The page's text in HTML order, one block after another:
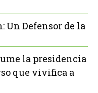
Un Defensor de la
la presidencia
que vivifica a